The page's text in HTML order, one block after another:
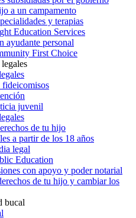
a un campamento
y terapias
Education Services
ayudante personal
First Choice
fideicomisos
juvenil
de tu hijo
a partir de los 18 años
legal
Education
con apoyo y poder notarial
de tu hijo y cambiar los
bucal